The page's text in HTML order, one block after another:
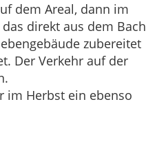
dem Areal, dann im
direkt aus dem Bach
zubereitet
Der Verkehr auf der
im Herbst ein ebenso